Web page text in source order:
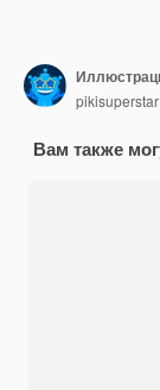
pikisuperstar
Вам также